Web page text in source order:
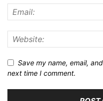
Save my name, email,
next time I comment.